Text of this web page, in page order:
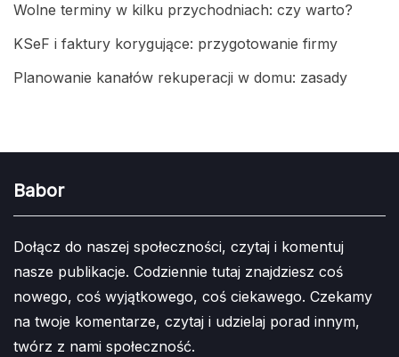
Wolne terminy w kilku przychodniach: czy warto?
KSeF i faktury korygujące: przygotowanie firmy
Planowanie kanałów rekuperacji w domu: zasady
Babor
Dołącz do naszej społeczności, czytaj i komentuj
nasze publikacje. Codziennie tutaj znajdziesz coś
nowego, coś wyjątkowego, coś ciekawego. Czekamy
na twoje komentarze, czytaj i udzielaj porad innym,
twórz z nami społeczność.